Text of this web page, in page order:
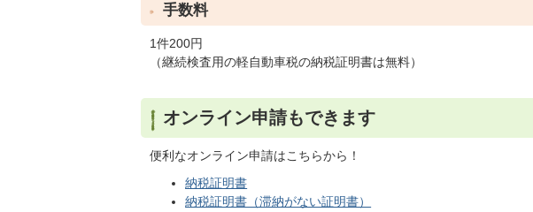
手数料
1件200円
（継続検査用の軽自動車税の納税証明書は無料）
オンライン申請もできます
便利なオンライン申請はこちらから！
納税証明書
納税証明書（滞納がない証明書）